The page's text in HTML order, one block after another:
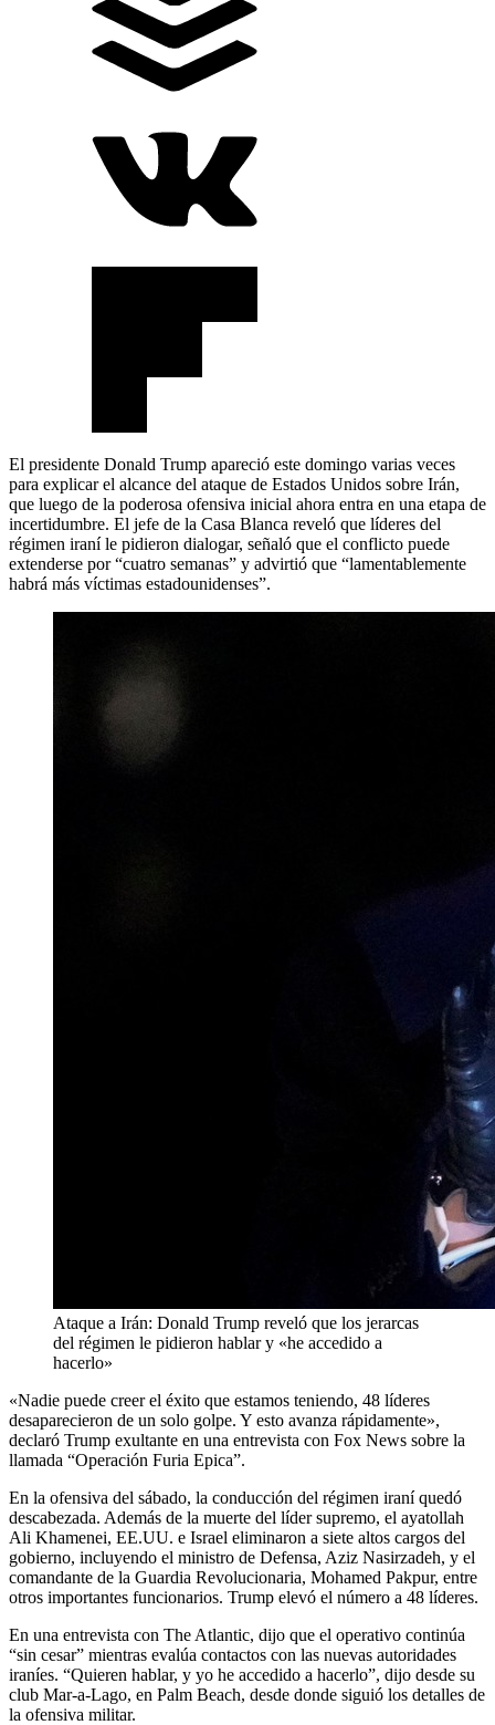
El presidente Donald Trump apareció este domingo varias veces
para explicar el alcance del ataque de Estados Unidos sobre Irán,
que luego de la poderosa ofensiva inicial ahora entra en una etapa de
incertidumbre. El jefe de la Casa Blanca reveló que líderes del
régimen iraní le pidieron dialogar, señaló que el conflicto puede
extenderse por “cuatro semanas” y advirtió que “lamentablemente
habrá más víctimas estadounidenses”.
Ataque a Irán: Donald Trump reveló que los jerarcas
del régimen le pidieron hablar y «he accedido a
hacerlo»
«Nadie puede creer el éxito que estamos teniendo, 48 líderes
desaparecieron de un solo golpe. Y esto avanza rápidamente»,
declaró Trump exultante en una entrevista con Fox News sobre la
llamada “Operación Furia Epica”.
En la ofensiva del sábado, la conducción del régimen iraní quedó
descabezada. Además de la muerte del líder supremo, el ayatollah
Ali Khamenei, EE.UU. e Israel eliminaron a siete altos cargos del
gobierno, incluyendo el ministro de Defensa, Aziz Nasirzadeh, y el
comandante de la Guardia Revolucionaria, Mohamed Pakpur, entre
otros importantes funcionarios. Trump elevó el número a 48 líderes.
En una entrevista con The Atlantic, dijo que el operativo continúa
“sin cesar” mientras evalúa contactos con las nuevas autoridades
iraníes. “Quieren hablar, y yo he accedido a hacerlo”, dijo desde su
club Mar-a-Lago, en Palm Beach, desde donde siguió los detalles de
la ofensiva militar.